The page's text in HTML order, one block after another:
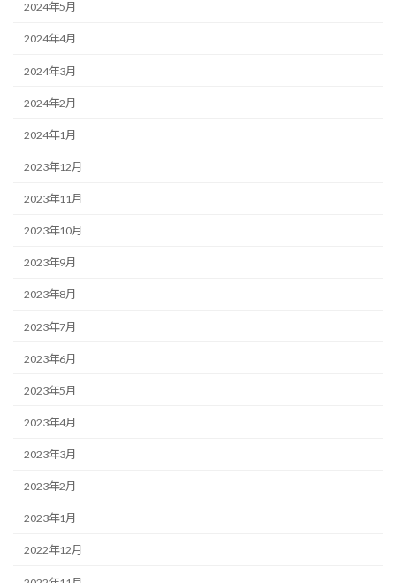
2024年5月
2024年4月
2024年3月
2024年2月
2024年1月
2023年12月
2023年11月
2023年10月
2023年9月
2023年8月
2023年7月
2023年6月
2023年5月
2023年4月
2023年3月
2023年2月
2023年1月
2022年12月